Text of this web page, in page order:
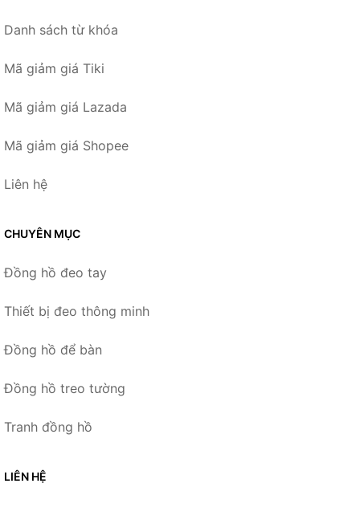
Danh sách từ khóa
Mã giảm giá Tiki
Mã giảm giá Lazada
Mã giảm giá Shopee
Liên hệ
CHUYÊN MỤC
Đồng hồ đeo tay
Thiết bị đeo thông minh
Đồng hồ để bàn
Đồng hồ treo tường
Tranh đồng hồ
LIÊN HỆ